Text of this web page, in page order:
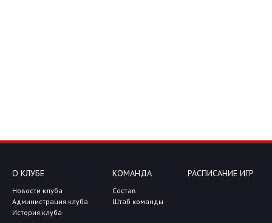
О КЛУБЕ
Новости клуба
Администрация клуба
История клуба
КОМАНДА
Состав
Штаб команды
РАСПИСАНИЕ ИГР